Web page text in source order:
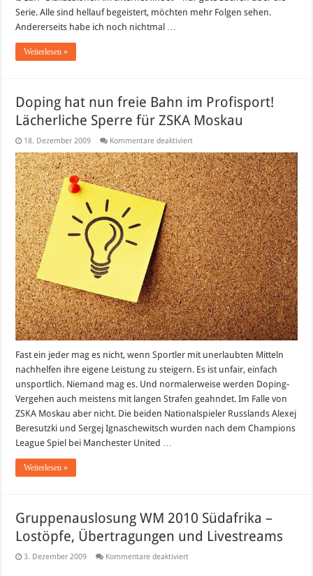
Catalina
(„My
Serie. Alle sind hellauf begeistert, möchten mehr Folgen sehen.
Andererseits habe ich noch nichtmal …
Weiterlesen »
Doping hat nun freie Bahn im Profisport!
Lächerliche Sperre für ZSKA Moskau
18. Dezember 2009 Kommentare deaktiviertfür
hat
nun
freie
Bahn
im
Profisport!
Lächerliche
Sperre
für
ZSKA
Moskau
Fast ein jeder mag es nicht, wenn Sportler mit unerlaubten Mitteln
nachhelfen ihre eigene Leistung zu steigern. Es ist unfair, einfach
unsportlich. Niemand mag es. Und normalerweise werden Doping-
Vergehen auch meistens mit langen Strafen geahndet. Im Falle von
ZSKA Moskau aber nicht. Die beiden Nationalspieler Russlands Alexej
Beresutzki und Sergej Ignaschewitsch wurden nach dem Champions
League Spiel bei Manchester United …
Weiterlesen »
Gruppenauslosung WM 2010 Südafrika –
Lostöpfe, Übertragungen und Livestreams
3. Dezember 2009 Kommentare deaktiviertfür